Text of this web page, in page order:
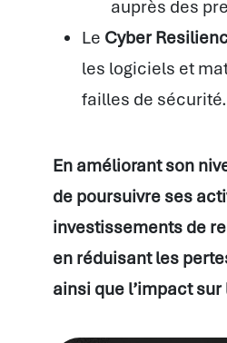
auprès des
Le Cyber
les logiciels et
failles de sécurité.
En améliorant son
de poursuivre ses
investissements de
en réduisant les
ainsi que l’impact